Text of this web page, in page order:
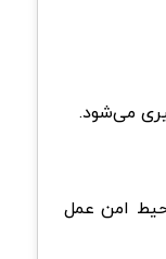
می‌شود.
امن عمل